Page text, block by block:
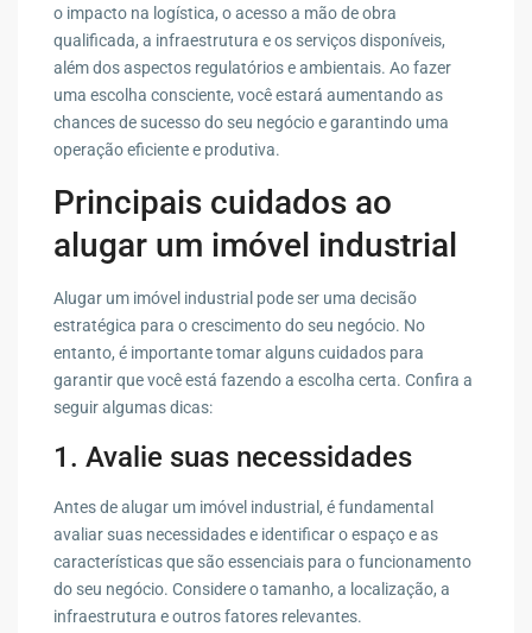
o impacto na logística, o acesso a mão de obra
qualificada, a infraestrutura e os serviços disponíveis,
além dos aspectos regulatórios e ambientais. Ao fazer
uma escolha consciente, você estará aumentando as
chances de sucesso do seu negócio e garantindo uma
operação eficiente e produtiva.
Principais cuidados ao
alugar um imóvel industrial
Alugar um imóvel industrial pode ser uma decisão
estratégica para o crescimento do seu negócio. No
entanto, é importante tomar alguns cuidados para
garantir que você está fazendo a escolha certa. Confira a
seguir algumas dicas:
1. Avalie suas necessidades
Antes de alugar um imóvel industrial, é fundamental
avaliar suas necessidades e identificar o espaço e as
características que são essenciais para o funcionamento
do seu negócio. Considere o tamanho, a localização, a
infraestrutura e outros fatores relevantes.